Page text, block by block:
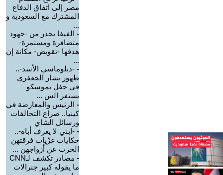
مصر إلى اتفاق الدفاع
المشترك مع السعودية و
...
- الفيفا يحذر من -جهود
متضافرة ومستمرة-
هدفها -تقويض- مكانة إن
...
- -دبلوماسي الأسد-..
ظهور بشار الجعفري
في حفل بموسكو
يستفز الس ...
- الرئيس والمعارضة في
كينيا.. صراع التحالفات
ورسائل الشاي
- -ابني لا يعرف أباه-..
حكايات غزّيات فرقتهن
الحرب عن أزواجهن ...
-
مصادر تكشف لـCNN
ما يقوله كبير جنرالات